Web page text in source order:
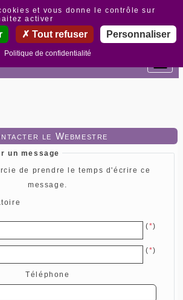
le Webmestre
un message
de prendre le temps d'écrire ce
message.
(*)
(*)
Téléphone
des cookies
et vous donne le contrôle sur
activer
Tout refuser Personnaliser
Politique de confidentialité